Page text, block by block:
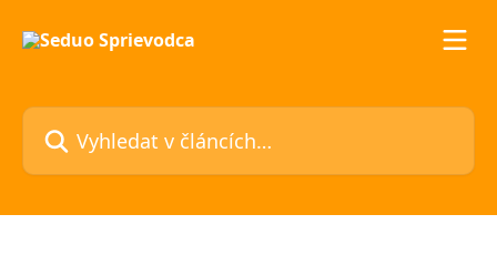
Vyhledat v článcích…